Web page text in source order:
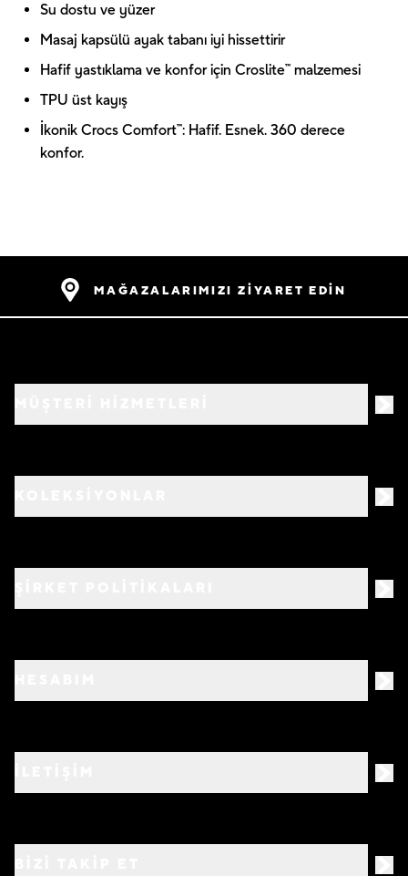
Su dostu ve yüzer
Masaj kapsülü ayak tabanı iyi hissettirir
Hafif yastıklama ve konfor için Croslite™ malzemesi
TPU üst kayış
İkonik Crocs Comfort™: Hafif. Esnek. 360 derece
konfor.
MAĞAZALARIMIZI ZİYARET EDİN